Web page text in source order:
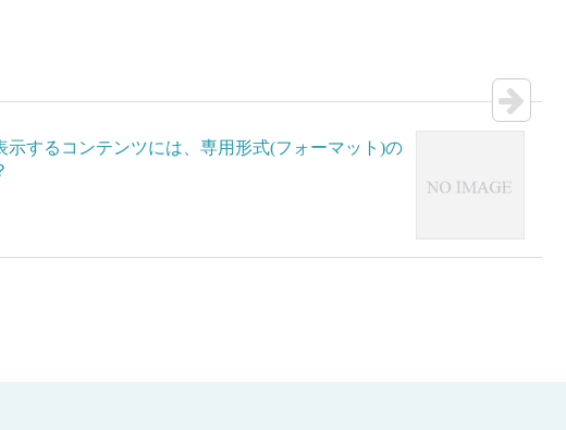
示するコンテンツには、専用形式(フォーマット)の